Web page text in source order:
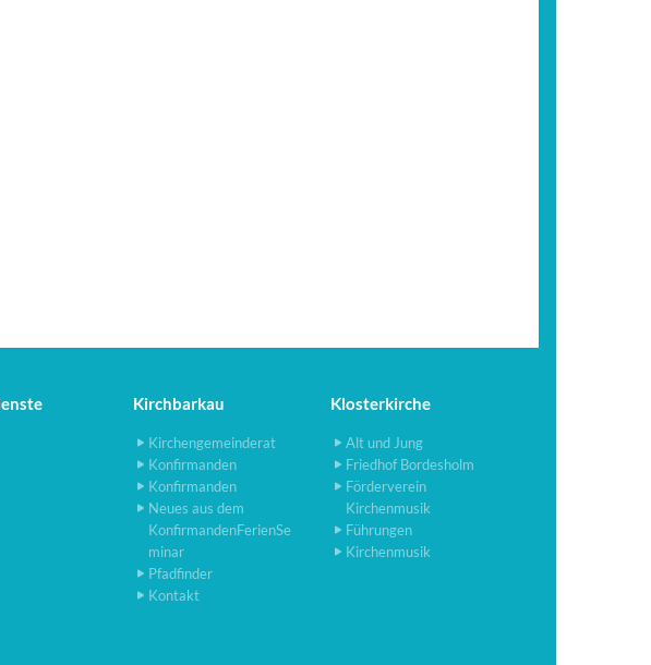
Kirchbarkau
Kirchengemeinderat
Konfirmanden
Konfirmanden
Neues aus dem
KonfirmandenFerienSe
minar
Pfadfinder
Kontakt
Klosterkirche
Alt und Jung
Friedhof Bordesholm
Förderverein
Kirchenmusik
Führungen
Kirchenmusik